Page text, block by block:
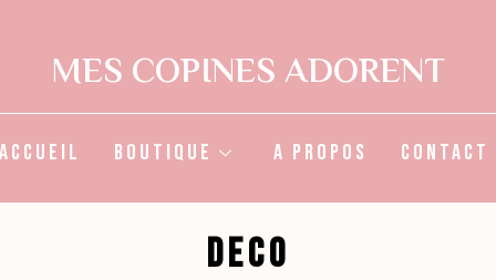
MES COPINES ADORENT
Boutique A propos Contact
Deco